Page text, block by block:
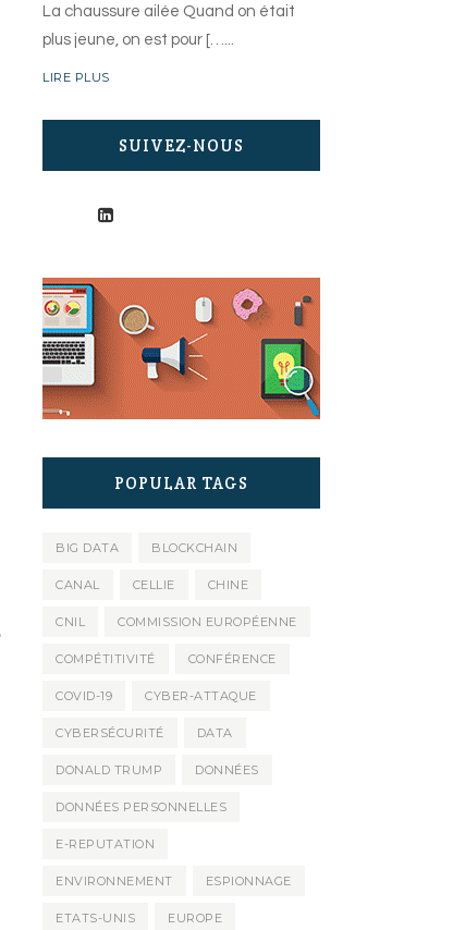
La chaussure ailée Quand on était
plus jeune, on est pour […
LIRE PLUS
SUIVEZ-NOUS
POPULAR TAGS
BIG DATA BLOCKCHAIN
CANAL CELLIE CHINE
CNIL COMMISSION EUROPÉENNE
COMPÉTITIVITÉ CONFÉRENCE
COVID-19 CYBER-ATTAQUE
CYBERSÉCURITÉ DATA
DONALD TRUMP DONNÉES
DONNÉES PERSONNELLES
E-REPUTATION
ENVIRONNEMENT ESPIONNAGE
ETATS-UNIS EUROPE